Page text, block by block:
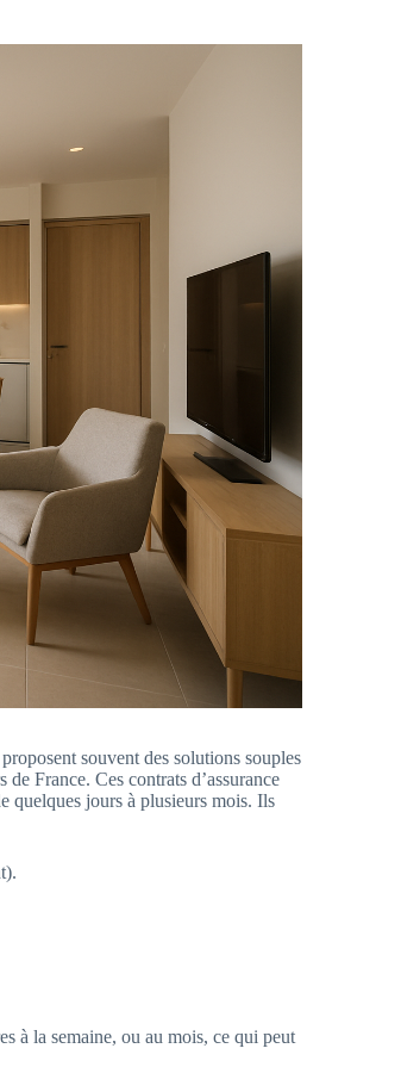
souvent des solutions souples
France. Ces contrats d’assurance
quelques jours à plusieurs mois. Ils
à la semaine, ou au mois, ce qui peut